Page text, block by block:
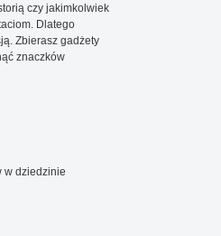
czy jakimkolwiek
Dlatego
Zbierasz gadżety
znaczków
w dziedzinie